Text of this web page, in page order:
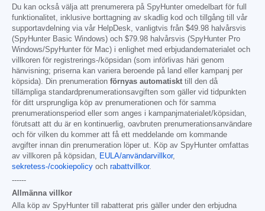
Du kan också välja att prenumerera på SpyHunter omedelbart för full
funktionalitet, inklusive borttagning av skadlig kod och tillgång till vår
supportavdelning via vår HelpDesk, vanligtvis från $49.98 halvårsvis
(SpyHunter Basic Windows) och $79.98 halvårsvis (SpyHunter Pro
Windows/SpyHunter för Mac) i enlighet med erbjudandematerialet och
villkoren för registrerings-/köpsidan (som införlivas häri genom
hänvisning; priserna kan variera beroende på land eller kampanj per
köpsida). Din prenumeration förnyas automatiskt till den då
tillämpliga standardprenumerationsavgiften som gäller vid tidpunkten
för ditt ursprungliga köp av prenumerationen och för samma
prenumerationsperiod eller som anges i kampanjmaterialet/köpsidan,
förutsatt att du är en kontinuerlig, oavbruten prenumerationsanvändare
och för vilken du kommer att få ett meddelande om kommande
avgifter innan din prenumeration löper ut. Köp av SpyHunter omfattas
av villkoren på köpsidan, EULA/användarvillkor,
sekretess-/cookiepolicy och rabattvillkor.
------
Allmänna villkor
Alla köp av SpyHunter till rabatterat pris gäller under den erbjudna